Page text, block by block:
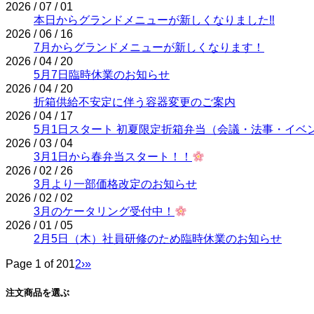
2026 / 07 / 01
本日からグランドメニューが新しくなりました‼
2026 / 06 / 16
7月からグランドメニューが新しくなります！
2026 / 04 / 20
5月7日臨時休業のお知らせ
2026 / 04 / 20
折箱供給不安定に伴う容器変更のご案内
2026 / 04 / 17
5月1日スタート 初夏限定折箱弁当（会議・法事・イベ
2026 / 03 / 04
3月1日から春弁当スタート！！
2026 / 02 / 26
3月より一部価格改定のお知らせ
2026 / 02 / 02
3月のケータリング受付中！
2026 / 01 / 05
2月5日（木）社員研修のため臨時休業のお知らせ
Page 1 of 2012›»
注文商品を選ぶ